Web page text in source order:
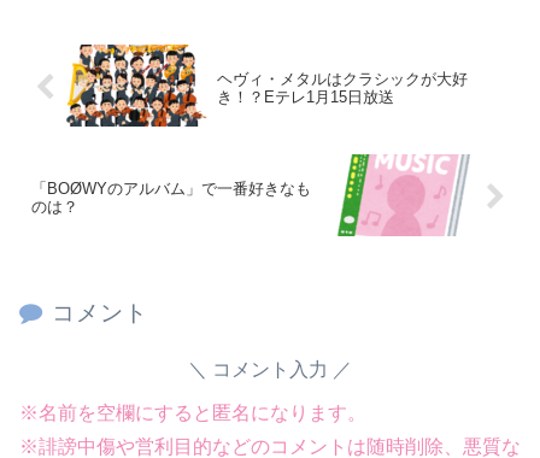
Powered by livedoor 相互RSS
ヘヴィ・メタルはクラシックが大好
き！？Eテレ1月15日放送
「BOØWYのアルバム」で一番好きなも
のは？
コメント
コメント入力
※名前を空欄にすると匿名になります。
※誹謗中傷や営利目的などのコメントは随時削除、悪質な